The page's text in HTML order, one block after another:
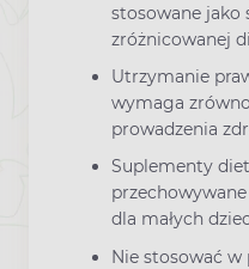
stosowane jako
zróżnicowanej
Utrzymanie
wymaga
prowadzenia
Suplementy
dla małych
Nie stosować w